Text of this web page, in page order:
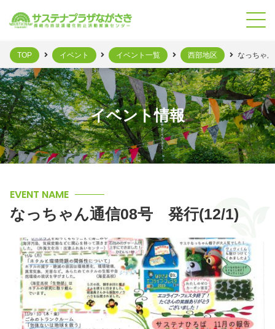
イベント情報
TOP イベント イベント一覧 西部地区 なっちゃ
EVENT NAME
なっちゃん通信08号 発行(12/1)